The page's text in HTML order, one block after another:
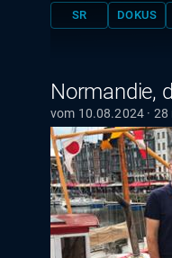
SR DOKUS
Normandie,
vom 10.08.2024 · 28